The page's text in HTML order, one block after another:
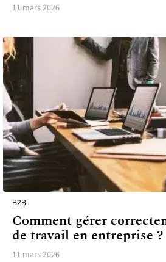
11 mars 2026
B2B
Comment gérer
de travail en entreprise ?
11 mars 2026